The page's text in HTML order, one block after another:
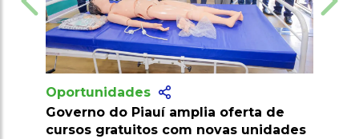
oferta de
novas unidades
Oportunidades
Vagas no Senai Maranhão
R$ 7 mil para níveis médio,